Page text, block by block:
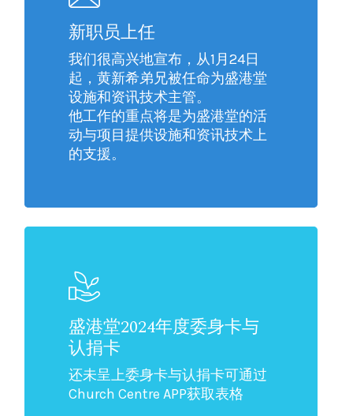
新职员上任
我们很高兴地宣布，从1月24日
起，黄新希弟兄被任命为盛港堂
设施和资讯技术主管。
他工作的重点将是为盛港堂的活
动与项目提供设施和资讯技术上
的支援。
盛港堂2024年度委身卡与
认捐卡
还未呈上委身卡与认捐卡可通过
Church Centre APP获取表格